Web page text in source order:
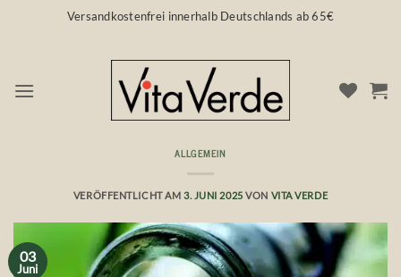
Versandkostenfrei innerhalb Deutschlands ab 65€
ALLGEMEIN
VERÖFFENTLICHT AM 3. JUNI 2025 VON VITA VERDE
03
Juni